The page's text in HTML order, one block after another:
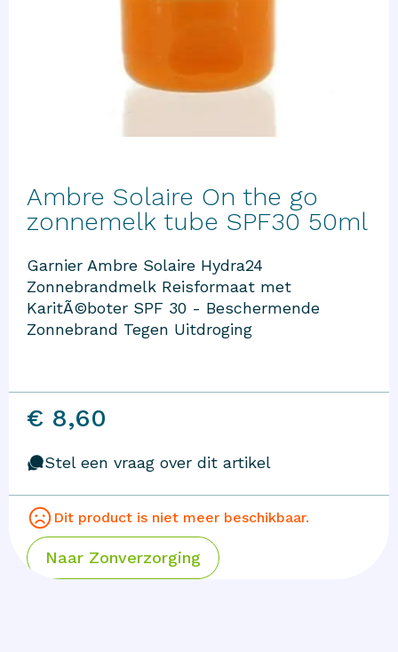
Ambre Solaire On the go
zonnemelk tube SPF30 50ml
Garnier Ambre Solaire Hydra24
Zonnebrandmelk Reisformaat met
KaritÃ©boter SPF 30 - Beschermende
Zonnebrand Tegen Uitdroging
€ 8,60
Stel een vraag over dit artikel
Dit product is niet meer beschikbaar.
Naar Zonverzorging